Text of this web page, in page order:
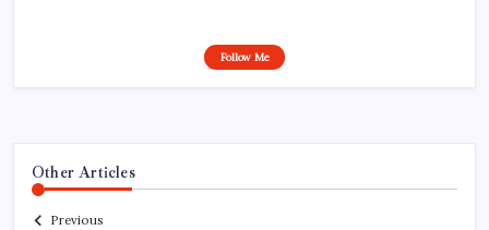
Follow Me
Other Articles
Previous